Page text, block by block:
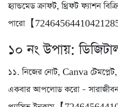
হ্যান্ডমেড ক্রাফট, থ্রিফট ফ্যাশন
পারো【
১০ নং উপায়: ডিজিটাল
১১. নিজের নোট, Canva টেমপ্লেট,
একবার আপলোড করো – সারাজীবন